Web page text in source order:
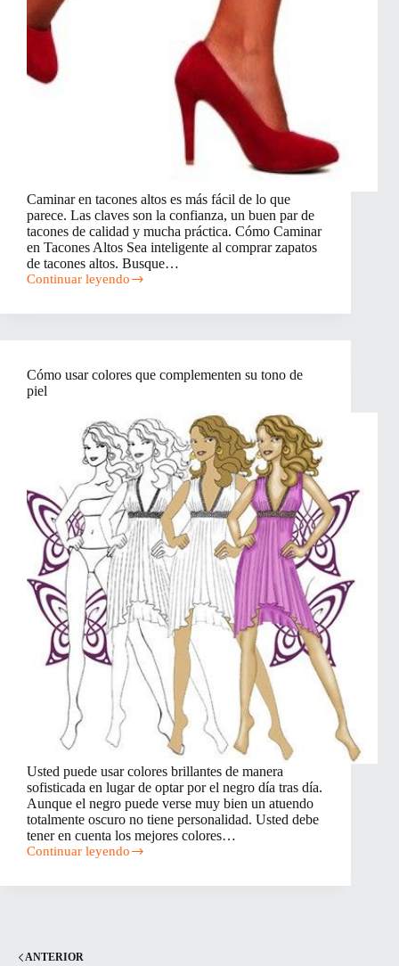
Caminar en tacones altos es más fácil de lo que
parece. Las claves son la confianza, un buen par de
tacones de calidad y mucha práctica. Cómo Caminar
en Tacones Altos Sea inteligente al comprar zapatos
de tacones altos. Busque…
Continuar leyendo
Cómo
en
Cómo usar colores que complementen su tono de
piel
Usted puede usar colores brillantes de manera
sofisticada en lugar de optar por el negro día tras día.
Aunque el negro puede verse muy bien un atuendo
totalmente oscuro no tiene personalidad. Usted debe
tener en cuenta los mejores colores…
Continuar leyendo
Cómo
colores
ANTERIOR